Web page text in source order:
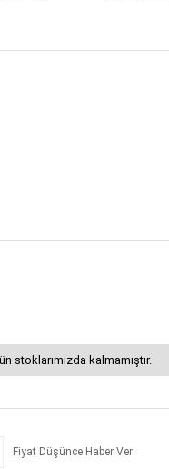
stoklarımızda kalmamıştır.
Fiyat Düşünce Haber Ver